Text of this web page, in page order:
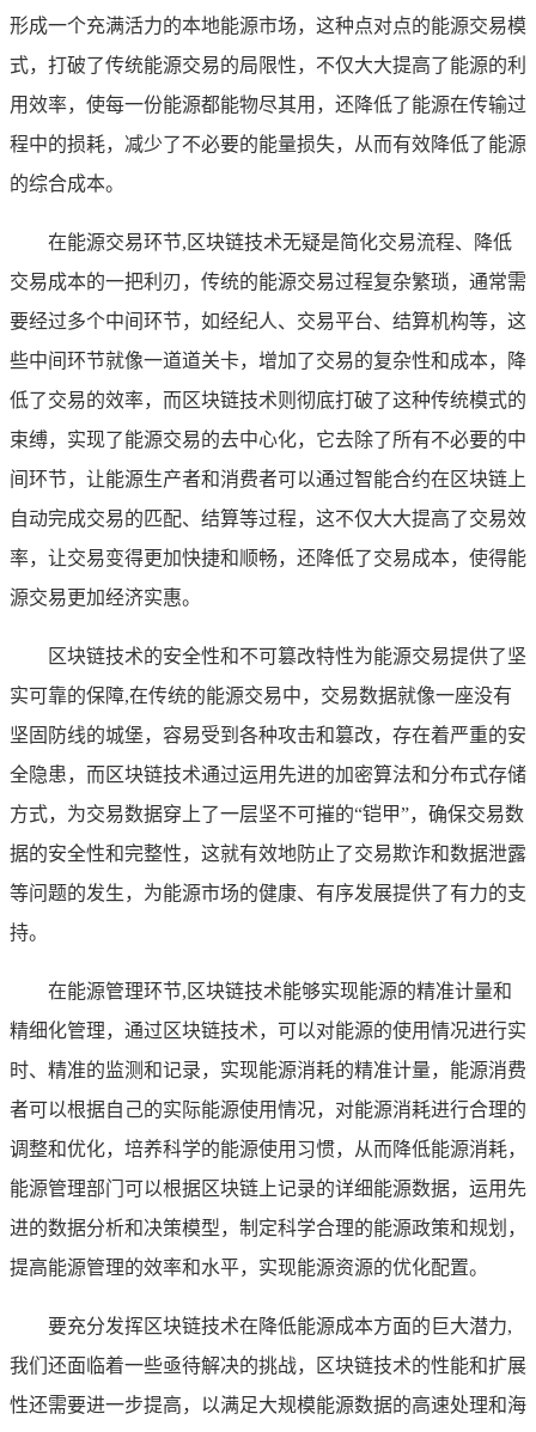
形成一个充满活力的本地能源市场，这种点对点的能源交易模
式，打破了传统能源交易的局限性，不仅大大提高了能源的利
用效率，使每一份能源都能物尽其用，还降低了能源在传输过
程中的损耗，减少了不必要的能量损失，从而有效降低了能源
的综合成本。
在能源交易环节,区块链技术无疑是简化交易流程、降低
交易成本的一把利刃，传统的能源交易过程复杂繁琐，通常需
要经过多个中间环节，如经纪人、交易平台、结算机构等，这
些中间环节就像一道道关卡，增加了交易的复杂性和成本，降
低了交易的效率，而区块链技术则彻底打破了这种传统模式的
束缚，实现了能源交易的去中心化，它去除了所有不必要的中
间环节，让能源生产者和消费者可以通过智能合约在区块链上
自动完成交易的匹配、结算等过程，这不仅大大提高了交易效
率，让交易变得更加快捷和顺畅，还降低了交易成本，使得能
源交易更加经济实惠。
区块链技术的安全性和不可篡改特性为能源交易提供了坚
实可靠的保障,在传统的能源交易中，交易数据就像一座没有
坚固防线的城堡，容易受到各种攻击和篡改，存在着严重的安
全隐患，而区块链技术通过运用先进的加密算法和分布式存储
方式，为交易数据穿上了一层坚不可摧的“铠甲”，确保交易数
据的安全性和完整性，这就有效地防止了交易欺诈和数据泄露
等问题的发生，为能源市场的健康、有序发展提供了有力的支
持。
在能源管理环节,区块链技术能够实现能源的精准计量和
精细化管理，通过区块链技术，可以对能源的使用情况进行实
时、精准的监测和记录，实现能源消耗的精准计量，能源消费
者可以根据自己的实际能源使用情况，对能源消耗进行合理的
调整和优化，培养科学的能源使用习惯，从而降低能源消耗，
能源管理部门可以根据区块链上记录的详细能源数据，运用先
进的数据分析和决策模型，制定科学合理的能源政策和规划，
提高能源管理的效率和水平，实现能源资源的优化配置。
要充分发挥区块链技术在降低能源成本方面的巨大潜力,
我们还面临着一些亟待解决的挑战，区块链技术的性能和扩展
性还需要进一步提高，以满足大规模能源数据的高速处理和海